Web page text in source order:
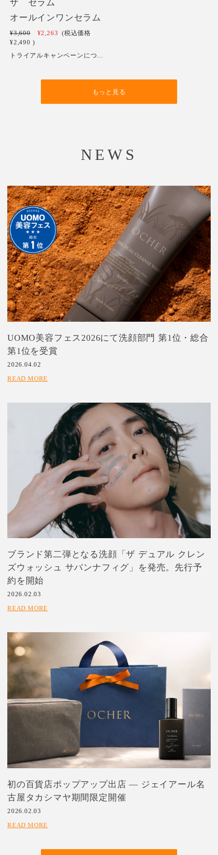
ザ セラム
オールインワンセラム
¥3,600 ¥2,263 (税込価格
¥2,490 )
トライアルキャンペーンにつき、初回のみトライアル価格2,490円。（２回目以降のお届けは定期便価格3,980円(税込・送料込））違約金なしで解約・休止可能。トライアルキャンペーンは お一人さま一口のみとなります。２回目配送前のご解約でも違約金等は発生いたしませんが、2週間ほどご使用いただいた後の肌の実感を元に継続可否をご判断いただけますと幸いです。特に肌のターンオーバー期間である28日後には確かな実感を得られるかと思います。
もっと見る
NEWS
UOMO美容フェス2026にて洗顔部門 第1位・総合
第1位を受賞
2026.04.02
READ MORE
ブランド第二弾となる洗顔「ザ デュアル クレン
ズウォッシュ サバンナフィグ」を発売。先行予
約を開始
2026.02.03
READ MORE
初の百貨店ポップアップ出店 — ジェイアール名
古屋タカシマヤ期間限定開催
2026.02.03
READ MORE